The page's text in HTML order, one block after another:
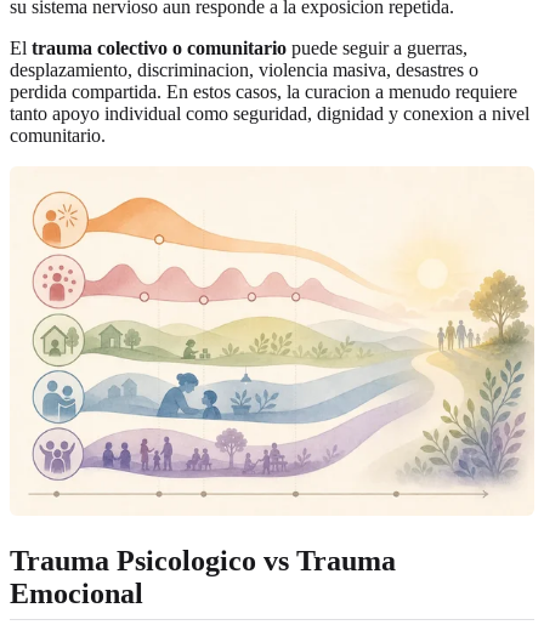
su sistema nervioso aun responde a la exposicion repetida.
El trauma colectivo o comunitario puede seguir a guerras,
desplazamiento, discriminacion, violencia masiva, desastres o
perdida compartida. En estos casos, la curacion a menudo requiere
tanto apoyo individual como seguridad, dignidad y conexion a nivel
comunitario.
Trauma Psicologico vs Trauma
Emocional